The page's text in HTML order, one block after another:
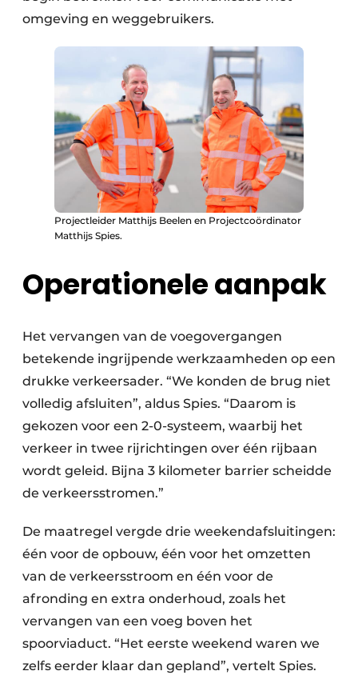
omgeving en weggebruikers.
Projectleider Matthijs Beelen en Projectcoördinator
Matthijs Spies.
Operationele aanpak
Het vervangen van de voegovergangen
betekende ingrijpende werkzaamheden op een
drukke verkeersader. “We konden de brug niet
volledig afsluiten”, aldus Spies. “Daarom is
gekozen voor een 2-0-systeem, waarbij het
verkeer in twee rijrichtingen over één rijbaan
wordt geleid. Bijna 3 kilometer barrier scheidde
de verkeersstromen.”
De maatregel vergde drie weekendafsluitingen:
één voor de opbouw, één voor het omzetten
van de verkeersstroom en één voor de
afronding en extra onderhoud, zoals het
vervangen van een voeg boven het
spoorviaduct. “Het eerste weekend waren we
zelfs eerder klaar dan gepland”, vertelt Spies.